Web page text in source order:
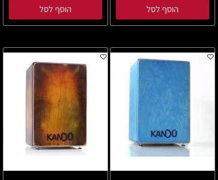
הוסף לסל הוסף לסל